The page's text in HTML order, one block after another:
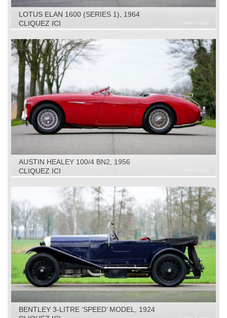
LOTUS ELAN 1600 (SERIES 1), 1964
CLIQUEZ ICI
AUSTIN HEALEY 100/4 BN2, 1956
CLIQUEZ ICI
BENTLEY 3-LITRE ‘SPEED’ MODEL, 1924